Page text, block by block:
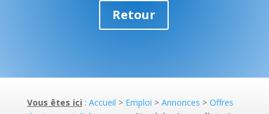
Retour
Vous êtes ici : Accueil > Emploi > Annonces > Offres